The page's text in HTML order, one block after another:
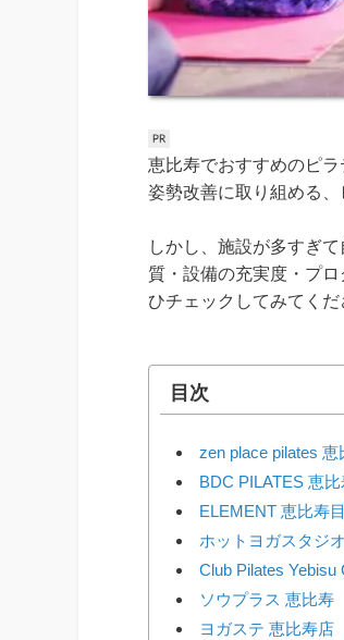
恵比寿でおすすめのピ
姿勢改善に取り組める
しかし、施設が多すぎ
質・設備の充実度・プ
ひチェックしてみてくだ
目次
zen place pilates
BDC PILATES 恵
ELEMENT 恵比寿
ホットヨガスタジ
Club Pilates Yebisu
ソウプラス 恵比寿
ヨガステ 恵比寿店